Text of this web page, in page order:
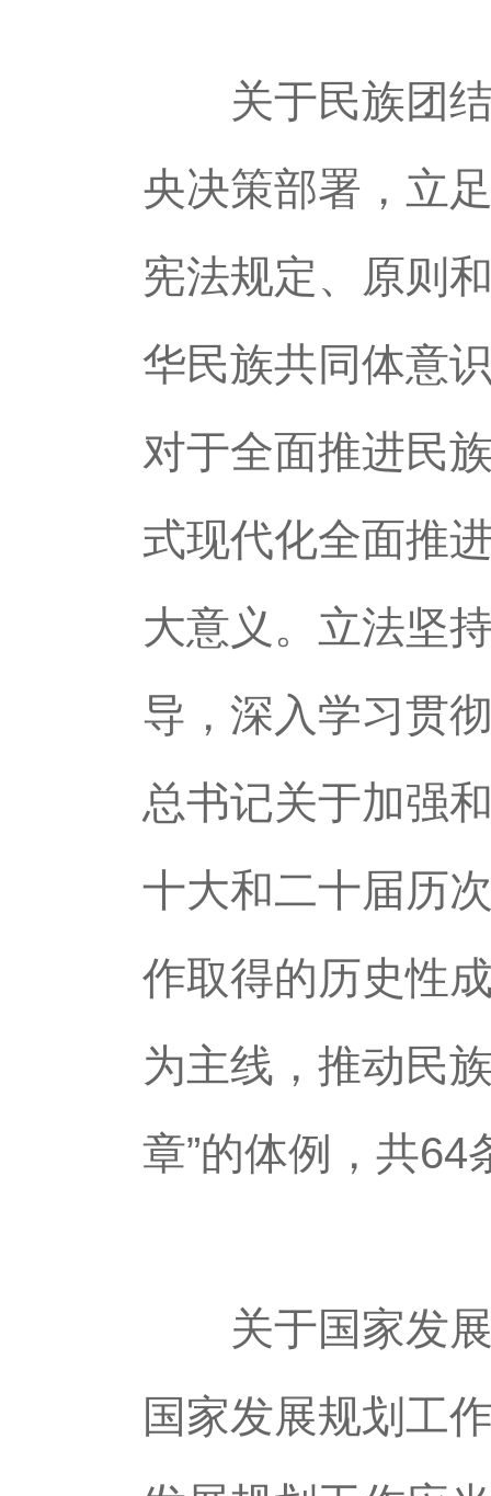
关于民族团结
央决策部署，立
宪法规定、原则
华民族共同体意
对于全面推进民
式现代化全面推
大意义。立法坚
导，深入学习贯
总书记关于加强
十大和二十届历
作取得的历史性
为主线，推动民
章”的体例，共64
关于国家发展
国家发展规划工